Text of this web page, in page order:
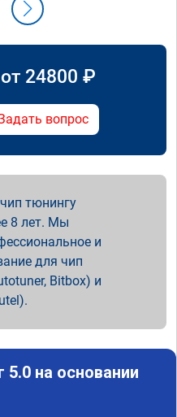
24800 ₽
вопрос
тюнингу
8 лет. Мы
и
для чип
Bitbox) и
на основании